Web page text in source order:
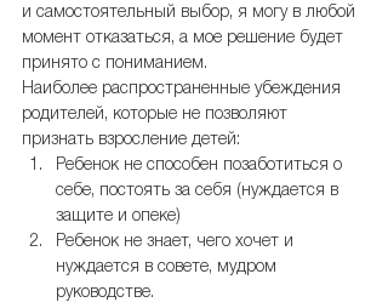
и самостоятельный выбор, я могу в любой
момент отказаться, а мое решение будет
принято с пониманием.
Наиболее распространенные убеждения
родителей, которые не позволяют
признать взросление детей:
Ребенок не способен позаботиться о
себе, постоять за себя (нуждается в
защите и опеке)
Ребенок не знает, чего хочет и
нуждается в совете, мудром
руководстве.